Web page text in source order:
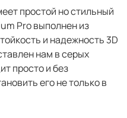
простой но стильный
Pro выполнен из
и надежность 3D
нам в серых
просто и без
его не только в